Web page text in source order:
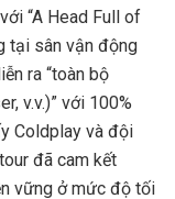
“A Head Full of
tại sân vận động
ra “toàn bộ
v.v.)” với 100%
Coldplay và đội
đã cam kết
vững ở mức độ tối